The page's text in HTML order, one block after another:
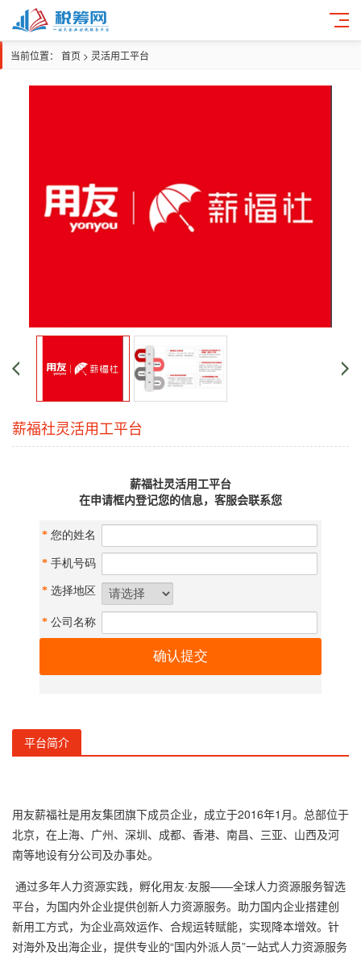
当前位置： 首页 > 灵活用工平台
薪福社灵活用工平台
薪福社灵活用工平台
在申请框内登记您的信息，客服会联系您
平台简介
用友薪福社是用友集团旗下成员企业，成立于2016年1月。总部位于
北京，在上海、广州、深圳、成都、香港、南昌、三亚、山西及河
南等地设有分公司及办事处。
通过多年人力资源实践，孵化用友·友服——全球人力资源服务智选
平台，为国内外企业提供创新人力资源服务。助力国内企业搭建创
新用工方式，为企业高效运作、合规运转赋能，实现降本增效。针
对海外及出海企业，提供专业的“国内外派人员”一站式人力资源服务